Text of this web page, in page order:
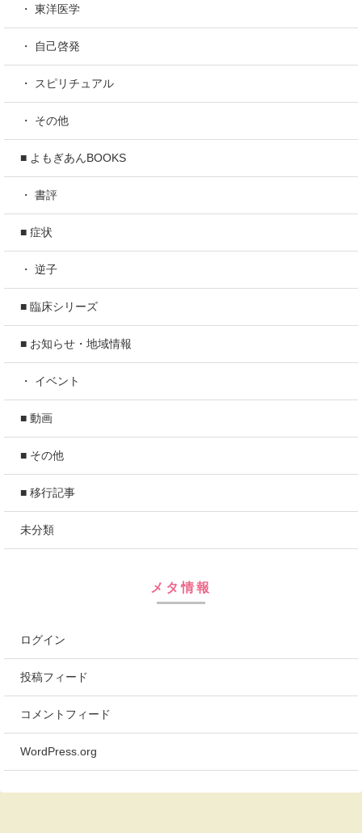
・ 東洋医学
・ 自己啓発
・ スピリチュアル
・ その他
■ よもぎあんBOOKS
・ 書評
■ 症状
・ 逆子
■ 臨床シリーズ
■ お知らせ・地域情報
・ イベント
■ 動画
■ その他
■ 移行記事
未分類
メタ情報
ログイン
投稿フィード
コメントフィード
WordPress.org